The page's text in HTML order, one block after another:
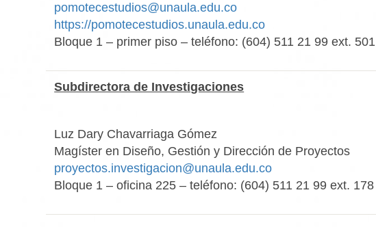
pomotecestudios@unaula.edu.co
https://pomotecestudios.unaula.edu.co
Bloque 1 – primer piso – teléfono: (604) 511 21 99 ext. 501
Subdirectora de Investigaciones
Luz Dary Chavarriaga Gómez
Magíster en Diseño, Gestión y Dirección de Proyectos
proyectos.investigacion@unaula.edu.co
Bloque 1 – oficina 225 – teléfono: (604) 511 21 99 ext. 178